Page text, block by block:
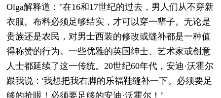
Olga解释道："在16和17世纪的过去，男人们从不穿新
衣服。布料必须足够结实，才可以穿一辈子。无论是
贵族还是农民，对男士西装的修改或缝补都是一种值
得称赞的行为。一些优雅的英国绅士、艺术家或创意
人士都延续了这一传统。20世纪60年代，安迪·沃霍尔
跟我说：'我想把我右脚的乐福鞋缝补一下。必须要足
够的抢眼！必须要足够的安迪·沃霍尔！"